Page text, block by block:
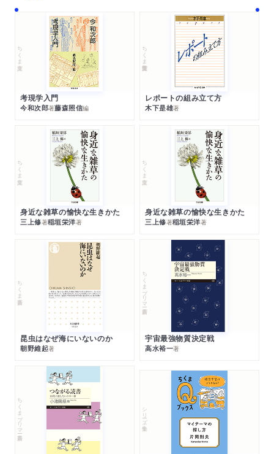
ちくま文庫
考現学入門
今和次郎著藤森照信編
ちくま学芸文庫
レポートの組み立て方
木下是雄著
ちくま文庫
身近な雑草の愉快な生きかた
三上修著稲垣栄洋著
ちくま文庫
身近な雑草の愉快な生きかた
三上修著稲垣栄洋著
ちくま新書
昆虫はなぜ海にいないのか
朝野維起著
ちくまプリマー新書
宇宙最強物質決定戦
高水裕一著
ちくまプリマー新書 シリーズ・全集